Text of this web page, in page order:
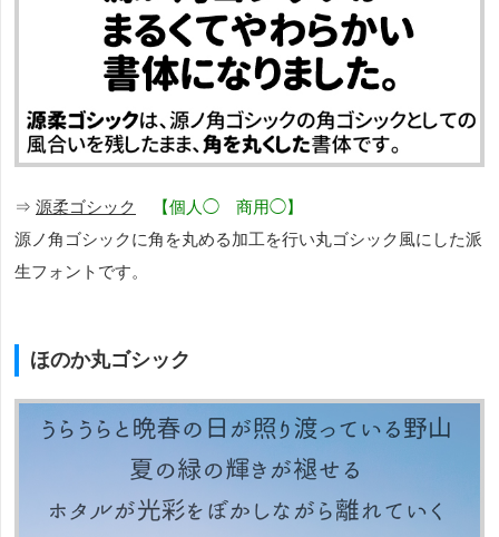
⇒ 源柔ゴシック
【個人◯ 商用◯】
源ノ角ゴシックに角を丸める加工を行い丸ゴシック風にした派
生フォントです。
ほのか丸ゴシック